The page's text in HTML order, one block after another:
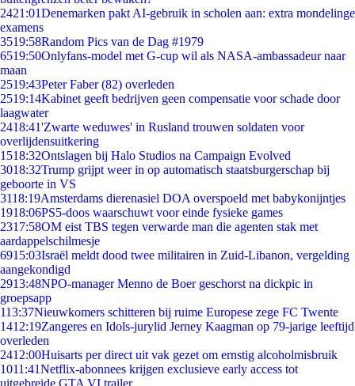
2421:01Denemarken pakt AI-gebruik in scholen aan: extra mondelinge
examens
3519:58Random Pics van de Dag #1979
6519:50Onlyfans-model met G-cup wil als NASA-ambassadeur naar
maan
2519:43Peter Faber (82) overleden
2519:14Kabinet geeft bedrijven geen compensatie voor schade door
laagwater
2418:41'Zwarte weduwes' in Rusland trouwen soldaten voor
overlijdensuitkering
1518:32Ontslagen bij Halo Studios na Campaign Evolved
3018:32Trump grijpt weer in op automatisch staatsburgerschap bij
geboorte in VS
3118:19Amsterdams dierenasiel DOA overspoeld met babykonijntjes
1918:06PS5-doos waarschuwt voor einde fysieke games
2317:58OM eist TBS tegen verwarde man die agenten stak met
aardappelschilmesje
6915:03Israël meldt dood twee militairen in Zuid-Libanon, vergelding
aangekondigd
2913:48NPO-manager Menno de Boer geschorst na dickpic in
groepsapp
113:37Nieuwkomers schitteren bij ruime Europese zege FC Twente
1412:19Zangeres en Idols-jurylid Jerney Kaagman op 79-jarige leeftijd
overleden
2412:00Huisarts per direct uit vak gezet om ernstig alcoholmisbruik
1011:41Netflix-abonnees krijgen exclusieve early access tot
uitgebreide GTA VI trailer